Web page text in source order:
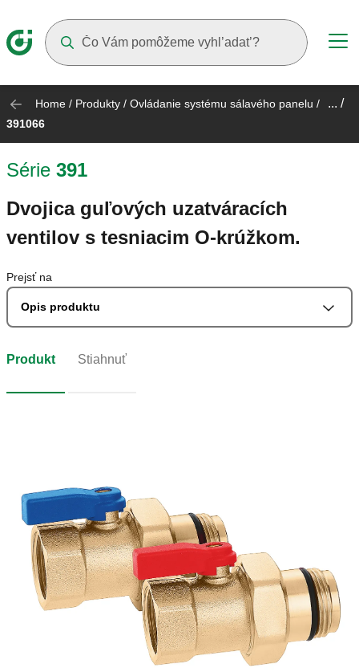
Home / Produkty / Ovládanie systému sálavého panelu / ... /
391066
Série 391
Dvojica guľových uzatváracích
ventilov s tesniacim O-krúžkom.
Prejsť na
Opis produktu
Produkt Stiahnuť